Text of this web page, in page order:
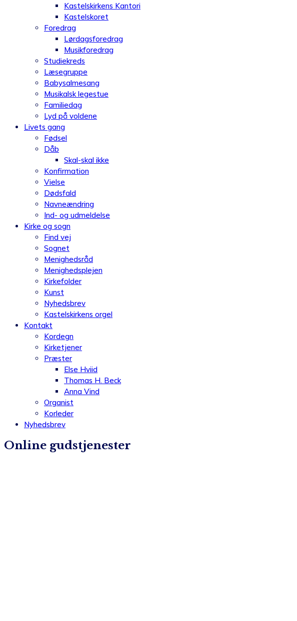
Kastelskirkens Kantori
Kastelskoret
Foredrag
Lørdagsforedrag
Musikforedrag
Studiekreds
Læsegruppe
Babysalmesang
Musikalsk legestue
Familiedag
Lyd på voldene
Livets gang
Fødsel
Dåb
Skal-skal ikke
Konfirmation
Vielse
Dødsfald
Navneændring
Ind- og udmeldelse
Kirke og sogn
Find vej
Sognet
Menighedsråd
Menighedsplejen
Kirkefolder
Kunst
Nyhedsbrev
Kastelskirkens orgel
Kontakt
Kordegn
Kirketjener
Præster
Else Hviid
Thomas H. Beck
Anna Vind
Organist
Korleder
Nyhedsbrev
Online gudstjenester